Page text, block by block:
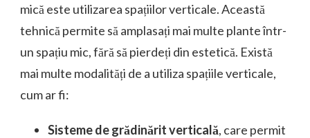
mică este utilizarea spațiilor verticale. Această
tehnică permite să amplasați mai multe plante într-
un spațiu mic, fără să pierdeți din estetică. Există
mai multe modalități de a utiliza spațiile verticale,
cum ar fi:
Sisteme de grădinărit verticală, care permit